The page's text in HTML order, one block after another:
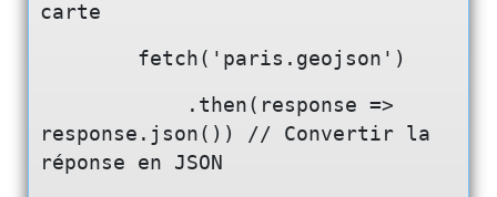
carte
fetch('paris.geojson')
.then(response =>
response.json()) // Convertir la
réponse en JSON